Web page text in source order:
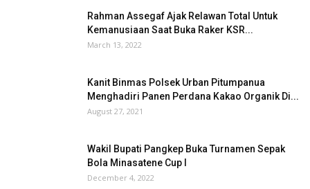
Rahman Assegaf Ajak Relawan Total Untuk
Kemanusiaan Saat Buka Raker KSR...
March 13, 2022
Kanit Binmas Polsek Urban Pitumpanua
Menghadiri Panen Perdana Kakao Organik Di...
August 27, 2021
Wakil Bupati Pangkep Buka Turnamen Sepak
Bola Minasatene Cup I
December 4, 2022